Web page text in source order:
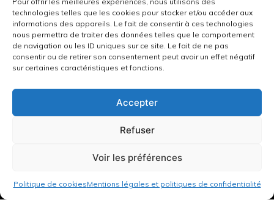
technologies telles que les cookies pour stocker et/ou accéder aux
informations des appareils. Le fait de consentir à ces technologies
nous permettra de traiter des données telles que le comportement
de navigation ou les ID uniques sur ce site. Le fait de ne pas
consentir ou de retirer son consentement peut avoir un effet négatif
sur certaines caractéristiques et fonctions.
Accepter
Refuser
Voir les préférences
Politique de cookiesMentions légales et politiques de confidentialité